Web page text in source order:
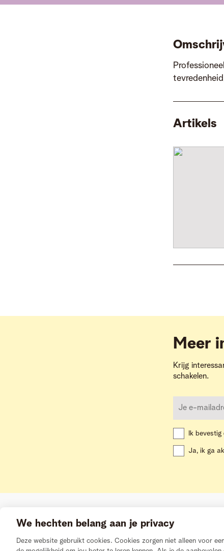
Artikels
Meer
Krijg
schakelen.
Ik
Ja, ik ga
We hechten belang aan je privacy
Deze website gebruikt cookies. Cookies zorgen niet alleen voor